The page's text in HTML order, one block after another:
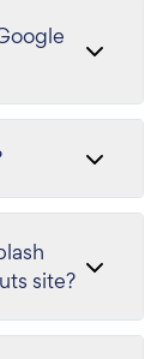
site?